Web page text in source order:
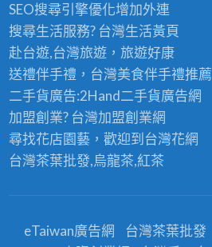
SEO搜尋引擎優化增加外連
搜尋生活服務? 台灣生活黃頁
赴台遊,台灣旅遊，旅遊好康
送禮伴手禮，台灣美食伴手禮推薦
二手貨廣告:2Hand二手貨廣告網
加盟創業? 台灣加盟創業網
尋找花店園藝，歡迎到 台灣花網
台灣茶葉批發,烏龍茶,紅茶
eTaiwan廣告網 台灣茶葉批發